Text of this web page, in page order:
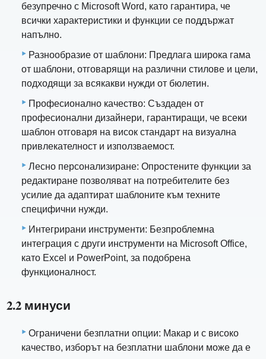
безупречно с Microsoft Word, като гарантира, че
всички характеристики и функции се поддържат
напълно.
Разнообразие от шаблони: Предлага широка гама
от шаблони, отговарящи на различни стилове и цели,
подходящи за всякакви нужди от бюлетин.
Професионално качество: Създаден от
професионални дизайнери, гарантиращи, че всеки
шаблон отговаря на висок стандарт на визуална
привлекателност и използваемост.
Лесно персонализиране: Опростените функции за
редактиране позволяват на потребителите без
усилие да адаптират шаблоните към техните
специфични нужди.
Интегрирани инструменти: Безпроблемна
интеграция с други инструменти на Microsoft Office,
като Excel и PowerPoint, за подобрена
функционалност.
2.2 минуси
Ограничени безплатни опции: Макар и с високо
качество, изборът на безплатни шаблони може да е